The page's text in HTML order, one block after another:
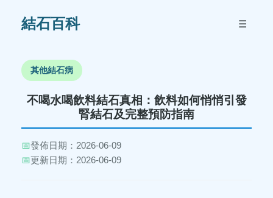
結石百科 ☰
其他結石病
不喝水喝飲料結石真相：飲料如何悄悄引發
腎結石及完整預防指南
📅發佈日期：2026-06-09
📅更新日期：2026-06-09